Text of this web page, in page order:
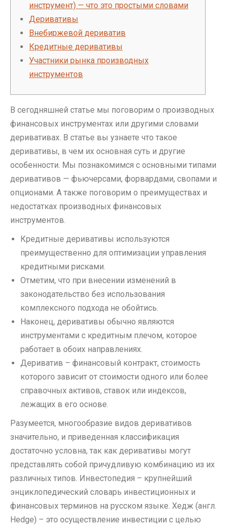
инструмент) — что это простыми словами
Деривативы
Внебиржевой дериватив
Кредитные деривативы
Участники рынка производных
инструментов
В сегодняшней статье мы поговорим о производных
финансовых инструментах или другими словами
деривативах. В статье вы узнаете что такое
деривативы, в чем их основная суть и другие
особенности. Мы познакомимся с основными типами
деривативов — фьючерсами, форвардами, свопами и
опционами. А также поговорим о преимуществах и
недостатках производных финансовых
инструментов.
Кредитные деривативы используются
преимущественно для оптимизации управления
кредитными рисками.
Отметим, что при внесении изменений в
законодательство без использования
комплексного подхода не обойтись.
Наконец, деривативы обычно являются
инструментами с кредитным плечом, которое
работает в обоих направлениях.
Дериватив – финансовый контракт, стоимость
которого зависит от стоимости одного или более
справочных активов, ставок или индексов,
лежащих в его основе.
Разумеется, многообразие видов деривативов
значительно, и приведенная классификация
достаточно условна, так как деривативы могут
представлять собой причудливую комбинацию из их
различных типов. Инвестопедия – крупнейший
энциклопедический словарь инвестиционных и
финансовых терминов на русском языке. Хедж (англ.
Hedge) – это осуществление инвестиции с целью